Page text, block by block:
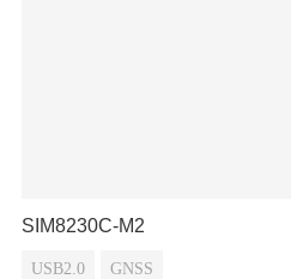
SIM8230C-M2
USB2.0 GNSS